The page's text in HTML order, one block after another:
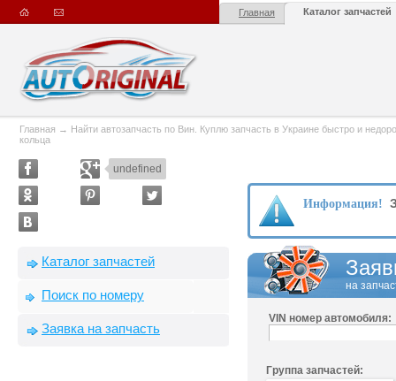
Главная Каталог запчастей
Главная → Найти автозапчасть по Вин. Куплю запчасть в Украине быстро и
кольца
undefined
Каталог запчастей
Поиск по номеру
Заявка на запчасть
Информация!
на
VIN номер автомобиля:
Группа запчастей: